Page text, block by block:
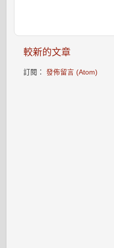
較新的文章
訂閱：發佈留言 (Atom)